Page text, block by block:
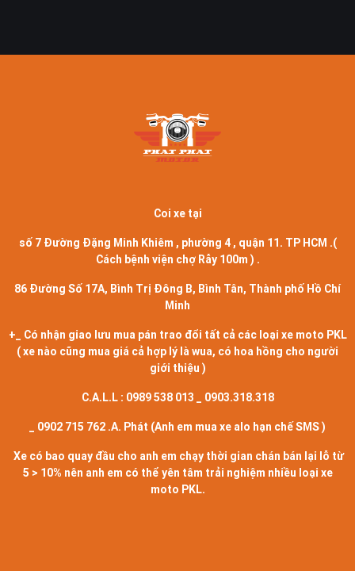
Coi xe tại
số 7 Đường Đặng Minh Khiêm , phường 4 , quận 11. TP HCM .(
Cách bệnh viện chợ Rẫy 100m ) .
86 Đường Số 17A, Bình Trị Đông B, Bình Tân, Thành phố Hồ Chí
Minh
+_ Có nhận giao lưu mua pán trao đổi tất cả các loại xe moto PKL
( xe nào cũng mua giá cả hợp lý là wua, có hoa hồng cho người
giới thiệu )
C.A.L.L : 0989 538 013 _ 0903.318.318
_ 0902 715 762 .A. Phát (Anh em mua xe alo hạn chế SMS )
Xe có bao quay đầu cho anh em chạy thời gian chán bán lại lỗ từ
5 > 10% nên anh em có thể yên tâm trải nghiệm nhiều loại xe
moto PKL‭.